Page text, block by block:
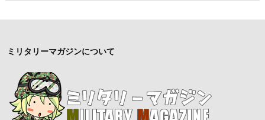
ミリタリーマガジンについて